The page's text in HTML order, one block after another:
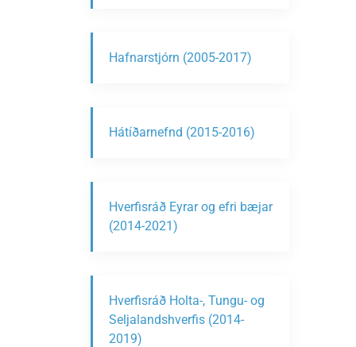
Hafnarstjórn (2005-2017)
Hátíðarnefnd (2015-2016)
Hverfisráð Eyrar og efri bæjar
(2014-2021)
Hverfisráð Holta-, Tungu- og
Seljalandshverfis (2014-
2019)